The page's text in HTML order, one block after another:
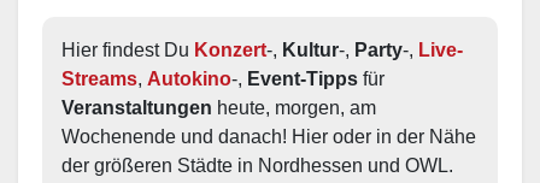
Hier findest Du Konzert-, Kultur-, Party-, Live-
Streams, Autokino-, Event-Tipps
Veranstaltungen heute, morgen, am
Wochenende und danach! Hier oder in der Nähe
der größeren Städte in Nordhessen und OWL.